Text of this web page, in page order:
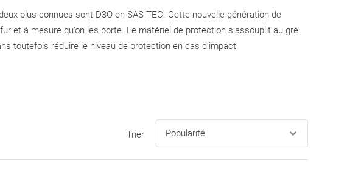
plus connues sont D3O en SAS-TEC. Cette nouvelle génération de
et à mesure qu’on les porte. Le matériel de protection s’assouplit au gré
toutefois réduire le niveau de protection en cas d’impact.
Trier